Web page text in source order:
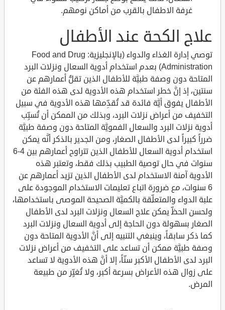
غرفة الاطفال بالقرب من أماكن نومهم.
علاج الكحة عند الأطفال
توصي إدارة الغذاء والدواء (بالإنجليزية: Food and Drug
Administration) بعدم استخدام أدوية السعال ونزلات البرد
المتاحة دون وصفة طبيَّة للأطفال الذين تقلُّ أعمارهم عن
سنتين، إذ إنَّ خطر استخدام هذه الأدوية لدى هذه الفئة من
الأطفال يفوق أيَّة فائدة قد تُقدِّمها هذه الأدوية في سبيل
التخفيف من أعراض نزلات البرد، وبذلك من الممكن أن تُسبِّب
أدوية نزلات البرد والسعال الفمويَّة المتاحة دون وصفة طبيَّة
ضرراً كبيراً لدى الأطفال الصغار، ومن الجدير بالذكر أنَّه يمكن
استخدام أدوية السعال للأطفال الذين تتراوح أعمارهم بين 4-6
سنوات في حال توصية الطبيب بذلك فقط، وتعتبر هذه
الأدوية آمنة الاستخدام لدى الأطفال الذين تزيد أعمارهم عن
6 سنوات، مع ضرورة اتباع تعليمات الاستخدام الموجودة على
علبة الدواء والمتعلِّقة بالكميَّة الصحيحة الموصى باستخدامها،
ولحسن الحظِّ يمكن علاج السعال ونزلات البرد لدى الأطفال
الصغار بسهولة دون الحاجة إلى أدوية السعال ونزلات البرد
كما ذكر سابقاً، وينبغي التنبيه إلى أنَّ الأدوية المتاحة دون
وصفة طبيَّة ممكن أن تساعد على التخفيف من أعراض نزلات
البرد لدى الأطفال الأكبر سنّاً، إلا أنَّ هذه الأدوية لا تساعد
على زوال هذه الأعراض بسرعة أكبر، ولا تُغيِّر من طبيعة
المرض.